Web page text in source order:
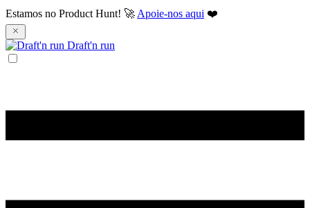
Estamos no Product Hunt! 🚀 Apoie-nos aqui ❤️
Draft'n run